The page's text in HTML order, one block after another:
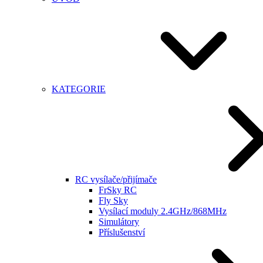
KATEGORIE
RC vysílače/přijímače
FrSky RC
Fly Sky
Vysílací moduly 2.4GHz/868MHz
Simulátory
Příslušenství